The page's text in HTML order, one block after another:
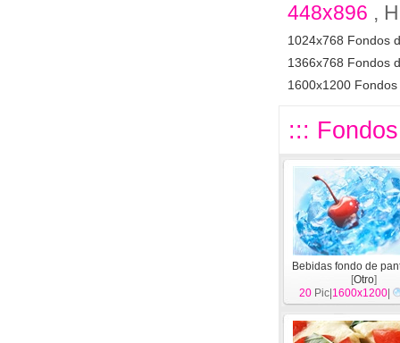
448x896 ,
1024x768 Fondos
1366x768 Fondos
1600x1200
:::
Bebidas fondo de
[Otro]
20 Pic| 1600x1200